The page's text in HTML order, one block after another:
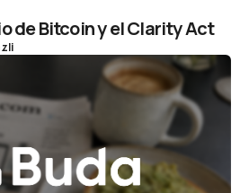
de Bitcoin y el Clarity Act